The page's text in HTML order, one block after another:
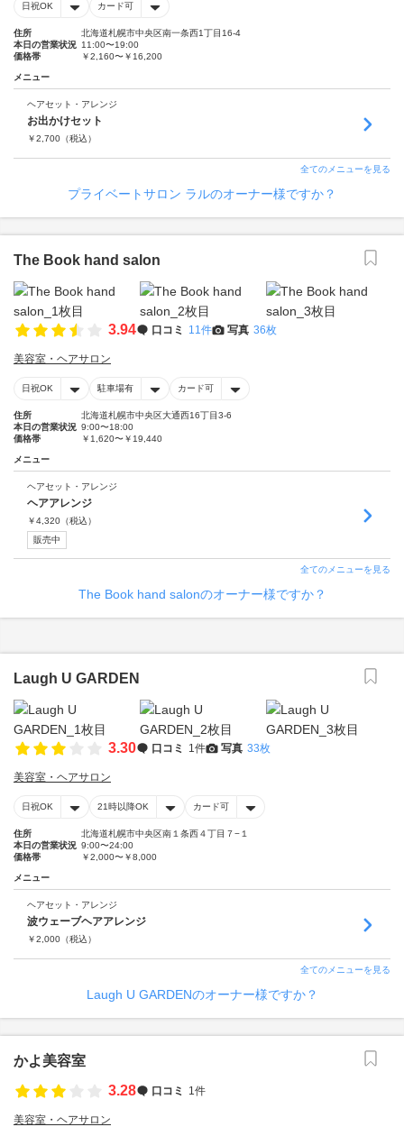
日祝OK カード可
住所
北海道札幌市中央区南一条西1丁目16-4
本日の営業状況 11:00〜19:00
価格帯
￥2,160〜￥16,200
メニュー
ヘアセット・アレンジ
お出かけセット
￥2,700 （税込）
全てのメニューを見る
プライベートサロン ラルのオーナー様ですか？
The Book hand salon
3.94 口コミ 11件 写真 36枚
美容室・ヘアサロン
日祝OK 駐車場有 カード可
住所
北海道札幌市中央区大通西16丁目3-6
本日の営業状況 9:00〜18:00
価格帯
￥1,620〜￥19,440
メニュー
ヘアセット・アレンジ
ヘアアレンジ
￥4,320 （税込）
販売中
全てのメニューを見る
The Book hand salonのオーナー様ですか？
Laugh U GARDEN
3.30 口コミ 1件 写真 33枚
美容室・ヘアサロン
日祝OK 21時以降OK カード可
住所
北海道札幌市中央区南１条西４丁目７−１
本日の営業状況 9:00〜24:00
価格帯
￥2,000〜￥8,000
メニュー
ヘアセット・アレンジ
波ウェーブヘアアレンジ
￥2,000 （税込）
全てのメニューを見る
Laugh U GARDENのオーナー様ですか？
かよ美容室
3.28
口コミ 1件
美容室・ヘアサロン